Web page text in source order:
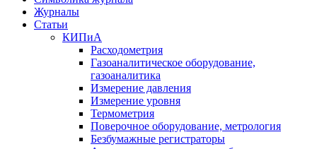
Журналы
Статьи
КИПиА
Расходометрия
Газоаналитическое оборудование,
газоаналитика
Измерение давления
Измерение уровня
Термометрия
Поверочное оборудование, метрология
Безбумажные регистраторы